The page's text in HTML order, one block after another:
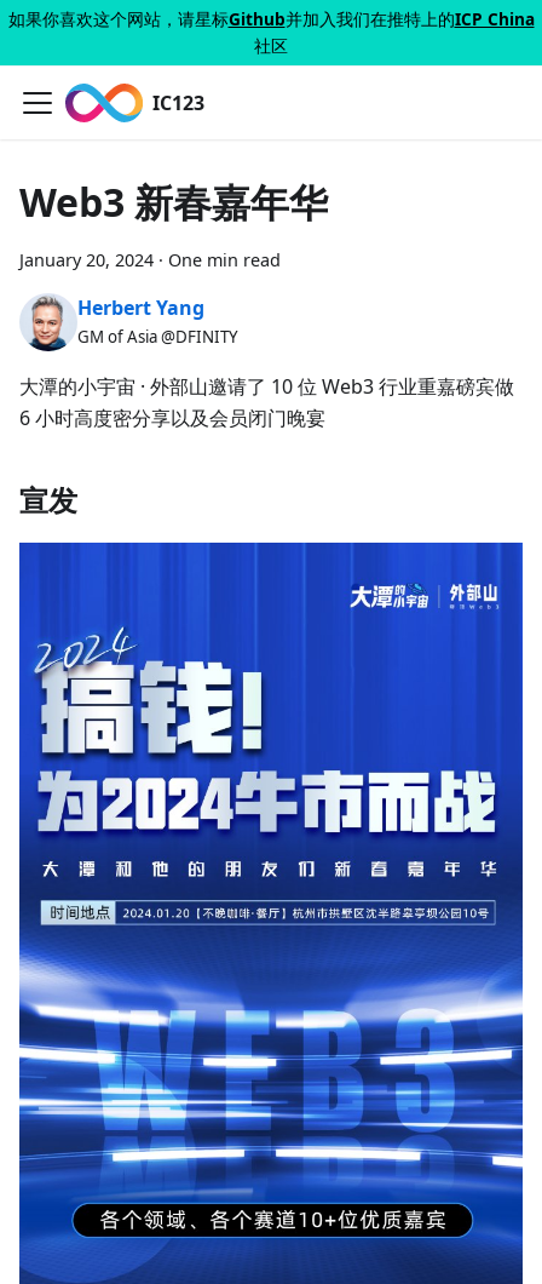
如果你喜欢这个网站，请星标Github并加入我们在推特上的ICP China
社区
IC123
Web3 新春嘉年华
January 20, 2024 · One min read
Herbert Yang
GM of Asia @DFINITY
大潭的小宇宙 · 外部山邀请了 10 位 Web3 行业重嘉磅宾做
6 小时高度密分享以及会员闭门晚宴
宣发